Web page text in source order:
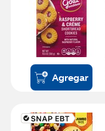
Agregar